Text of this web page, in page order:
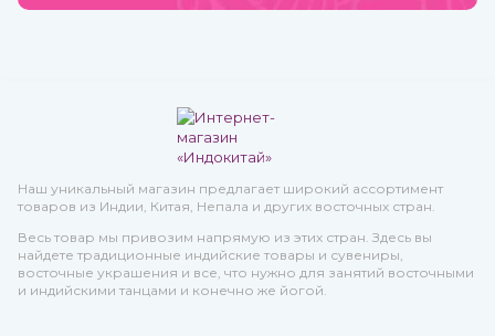
Наш уникальный магазин предлагает широкий ассортимент
товаров из Индии, Китая, Непала и других восточных стран.
Весь товар мы привозим напрямую из этих стран. Здесь вы
найдете традиционные индийские товары и сувениры,
восточные украшения и все, что нужно для занятий восточными
и индийскими танцами и конечно же йогой.